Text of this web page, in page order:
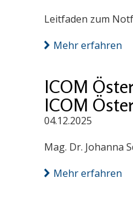
Leitfaden zum
Mehr erfahren
ICOM
ICOM
04.12.2025
Mag. Dr. Johanna
Mehr erfahren